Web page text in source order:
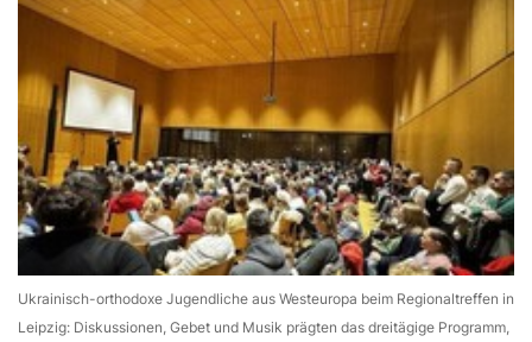
Ukrainisch-orthodoxe Jugendliche aus Westeuropa beim Regionaltreffen in
Leipzig: Diskussionen, Gebet und Musik prägten das dreitägige Programm,